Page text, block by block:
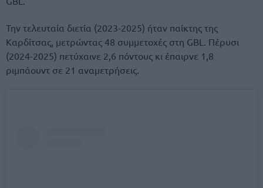
Την τελευταία διετία (2023-2025) ήταν παίκτης της
Καρδίτσας, μετρώντας 48 συμμετοχές στη GBL. Πέρυσι
(2024-2025) πετύχαινε 2,6 πόντους κι έπαιρνε 1,8
ριμπάουντ σε 21 αναμετρήσεις.